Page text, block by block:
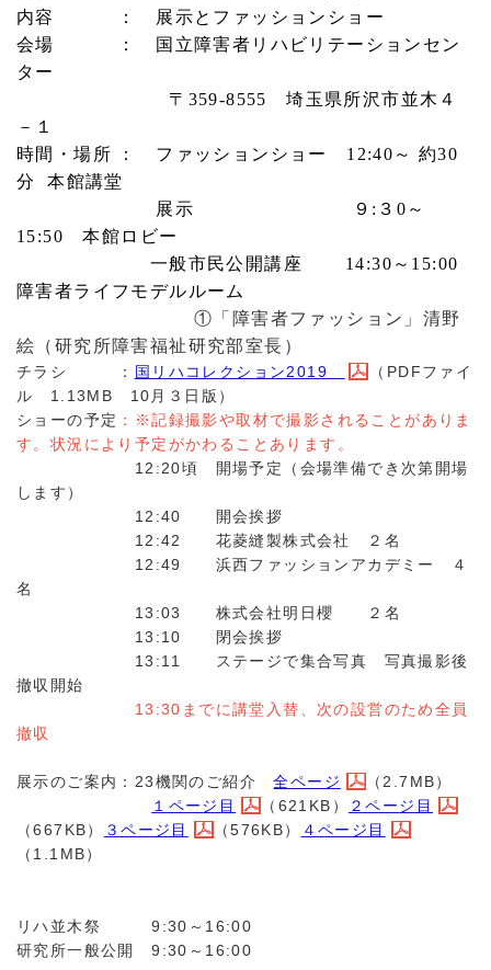
内容 ： 展示とファッションショー
会場 ： 国立障害者リハビリテーションセン
ター
〒359-8555 埼玉県所沢市並木４
－１
時間・場所 ： ファッションショー 12:40～ 約30
分 本館講堂
展示 ９ : ３ 0 ～
15:50
本館ロビー
一般市民公開講座 14:30～15:00
障害者ライフモデルルーム
①「障害者ファッション」清野
絵（研究所障害福祉研究部室長）
チラシ ： 国リハコレクション2019
（PDFファイ
ル 1.13MB 10月３日版）
ショーの予定 ：※記録撮影や取材で撮影されることがありま
す。状況により予定がかわることあります。
12:20頃 開場予定（会場準備でき次第開場
します）
12:40 開会挨拶
12:42 花菱縫製株式会社 ２名
12:49 浜西ファッションアカデミー ４
名
13:03 株式会社明日櫻 ２名
13:10 閉会挨拶
13:11 ステージで集合写真 写真撮影後
撤収開始
13:30までに講堂入替、次の設営のため全員
撤収
展示のご案内：23機関のご紹介全ページ
（2.7MB）
１ページ目
（621KB）
２ページ目
（667KB）
３ページ目 （576KB）
４ページ目
（1.1MB）
リハ並木祭 9:30～16:00
研究所一般公開 9:30～16:00